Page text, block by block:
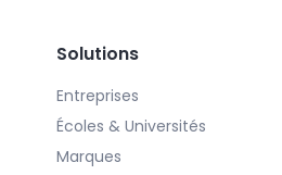
Solutions
Entreprises
Écoles & Universités
Marques